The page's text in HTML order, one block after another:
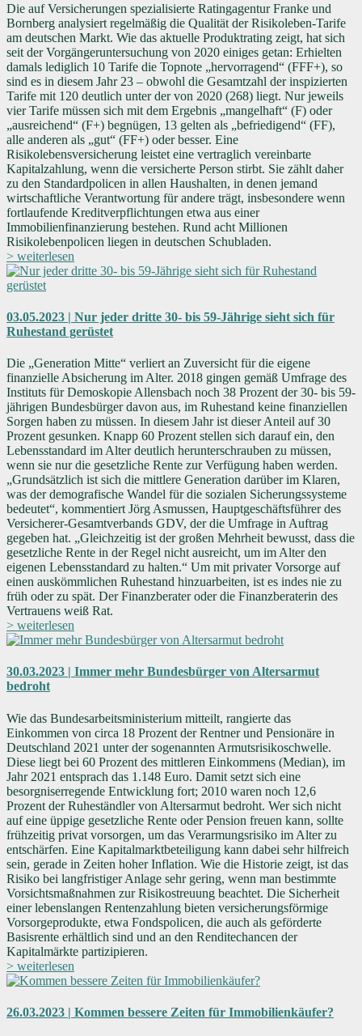
Die auf Versicherungen spezialisierte Ratingagentur Franke und
Bornberg analysiert regelmäßig die Qualität der Risikoleben-Tarife
am deutschen Markt. Wie das aktuelle Produktrating zeigt, hat sich
seit der Vorgängeruntersuchung von 2020 einiges getan: Erhielten
damals lediglich 10 Tarife die Topnote „hervorragend“ (FFF+), so
sind es in diesem Jahr 23 – obwohl die Gesamtzahl der inspizierten
Tarife mit 120 deutlich unter der von 2020 (268) liegt. Nur jeweils
vier Tarife müssen sich mit dem Ergebnis „mangelhaft“ (F) oder
„ausreichend“ (F+) begnügen, 13 gelten als „befriedigend“ (FF),
alle anderen als „gut“ (FF+) oder besser. Eine
Risikolebensversicherung leistet eine vertraglich vereinbarte
Kapitalzahlung, wenn die versicherte Person stirbt. Sie zählt daher
zu den Standardpolicen in allen Haushalten, in denen jemand
wirtschaftliche Verantwortung für andere trägt, insbesondere wenn
fortlaufende Kreditverpflichtungen etwa aus einer
Immobilienfinanzierung bestehen. Rund acht Millionen
Risikolebenpolicen liegen in deutschen Schubladen.
> weiterlesen
03.05.2023 | Nur jeder dritte 30- bis 59-Jährige sieht sich für
Ruhestand gerüstet
Die „Generation Mitte“ verliert an Zuversicht für die eigene
finanzielle Absicherung im Alter. 2018 gingen gemäß Umfrage des
Instituts für Demoskopie Allensbach noch 38 Prozent der 30- bis 59-
jährigen Bundesbürger davon aus, im Ruhestand keine finanziellen
Sorgen haben zu müssen. In diesem Jahr ist dieser Anteil auf 30
Prozent gesunken. Knapp 60 Prozent stellen sich darauf ein, den
Lebensstandard im Alter deutlich herunterschrauben zu müssen,
wenn sie nur die gesetzliche Rente zur Verfügung haben werden.
„Grundsätzlich ist sich die mittlere Generation darüber im Klaren,
was der demografische Wandel für die sozialen Sicherungssysteme
bedeutet“, kommentiert Jörg Asmussen, Hauptgeschäftsführer des
Versicherer-Gesamtverbands GDV, der die Umfrage in Auftrag
gegeben hat. „Gleichzeitig ist der großen Mehrheit bewusst, dass die
gesetzliche Rente in der Regel nicht ausreicht, um im Alter den
eigenen Lebensstandard zu halten.“ Um mit privater Vorsorge auf
einen auskömmlichen Ruhestand hinzuarbeiten, ist es indes nie zu
früh oder zu spät. Der Finanzberater oder die Finanzberaterin des
Vertrauens weiß Rat.
> weiterlesen
30.03.2023 | Immer mehr Bundesbürger von Altersarmut
bedroht
Wie das Bundesarbeitsministerium mitteilt, rangierte das
Einkommen von circa 18 Prozent der Rentner und Pensionäre in
Deutschland 2021 unter der sogenannten Armutsrisikoschwelle.
Diese liegt bei 60 Prozent des mittleren Einkommens (Median), im
Jahr 2021 entsprach das 1.148 Euro. Damit setzt sich eine
besorgniserregende Entwicklung fort; 2010 waren noch 12,6
Prozent der Ruheständler von Altersarmut bedroht. Wer sich nicht
auf eine üppige gesetzliche Rente oder Pension freuen kann, sollte
frühzeitig privat vorsorgen, um das Verarmungsrisiko im Alter zu
entschärfen. Eine Kapitalmarktbeteiligung kann dabei sehr hilfreich
sein, gerade in Zeiten hoher Inflation. Wie die Historie zeigt, ist das
Risiko bei langfristiger Anlage sehr gering, wenn man bestimmte
Vorsichtsmaßnahmen zur Risikostreuung beachtet. Die Sicherheit
einer lebenslangen Rentenzahlung bieten versicherungsförmige
Vorsorgeprodukte, etwa Fondspolicen, die auch als geförderte
Basisrente erhältlich sind und an den Renditechancen der
Kapitalmärkte partizipieren.
> weiterlesen
26.03.2023 | Kommen bessere Zeiten für Immobilienkäufer?